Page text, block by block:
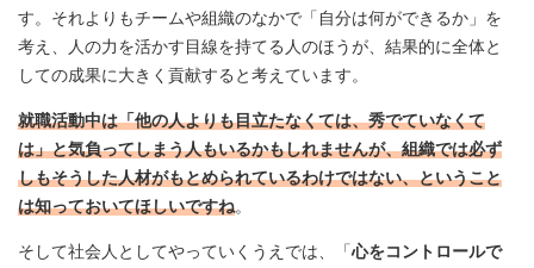
す。それよりもチームや組織のなかで「自分は何ができるか」を
考え、人の力を活かす目線を持てる人のほうが、結果的に全体と
しての成果に大きく貢献すると考えています。
就職活動中は「他の人よりも目立たなくては、秀でていなくて
は」と気負ってしまう人もいるかもしれませんが、組織では必ず
しもそうした人材がもとめられているわけではない、ということ
は知っておいてほしいですね。
そして社会人としてやっていくうえでは、「心をコントロールで